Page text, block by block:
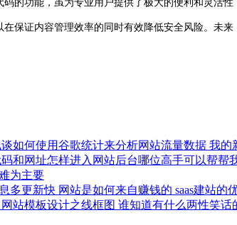
功能，虽为专业用户提供了极大的便利和灵活
保证内容管理效率的同时有效降低安全风险。未
如何使用谷歌统计来分析网站流量数据 我的
和网址怎样进入网站后台哪位高手可以帮帮
为主要
多更新快 网站是如何来自赚钱的 saas建站的
网站模板设计之线框图 谁知道有什么两性笑话